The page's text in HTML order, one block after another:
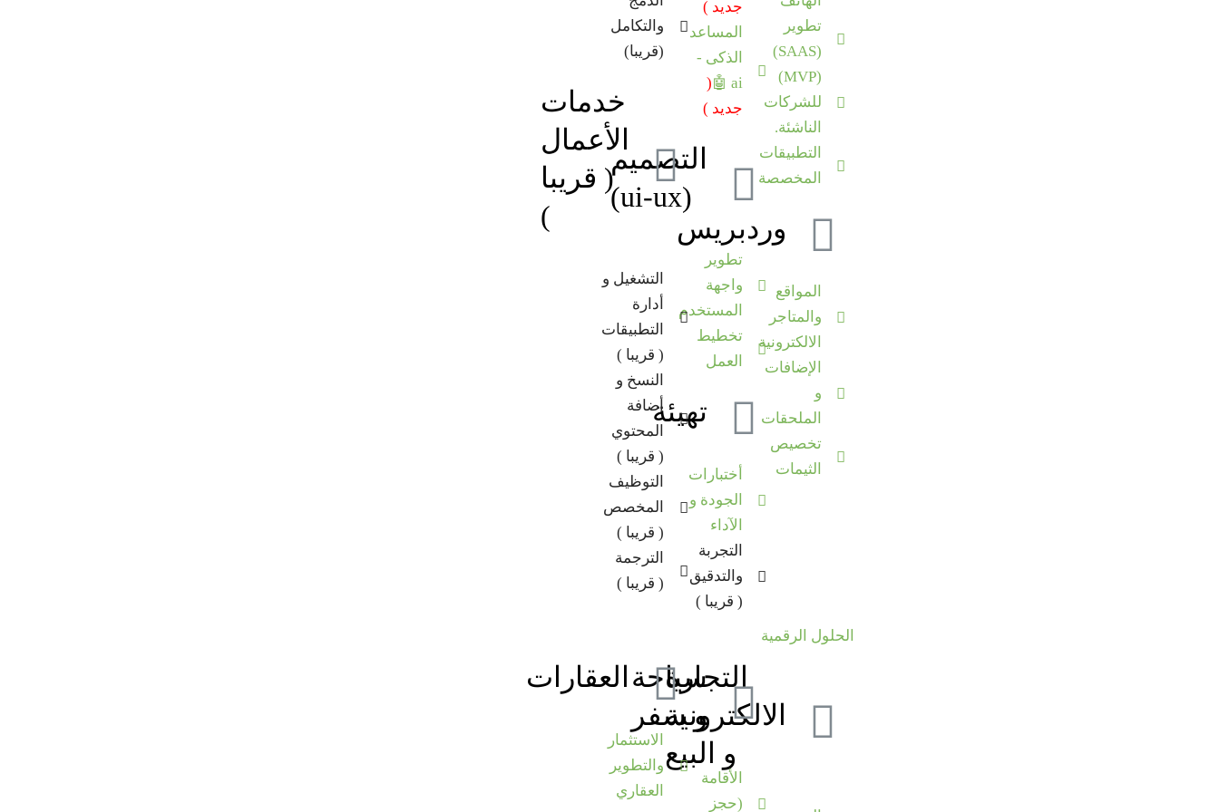
تطوير
(SAAS)
(MVP)
للشركات
الناشئة.
التطبيقات
المخصصة
وردبريس
المواقع
والمتاجر
الالكترونية
الإضافات
و
الملحقات
تخصيص
الثيمات
جديد )
المساعد
الذكى -
ai 🤖
(
جديد )
التصميم
(ui-ux)
تطوير
واجهة
المستخدم
تخطيط
العمل
تهيئة
أختبارات
الجودة و
الآداء
التجربة
والتدقيق
( قريبا )
والتكامل
(قريبا)
خدمات
الأعمال
( قريبا
)
التشغيل و
أدارة
التطبيقات
( قريبا )
النسخ و
أضافة
المحتوي
( قريبا )
التوظيف
المخصص
( قريبا )
الترجمة
( قريبا )
الحلول الرقمية
التجارة
الالكترونية
و البيع
سياحة
و سفر
الأقامة
(حجز
العقارات
الاستثمار
والتطوير
العقاري